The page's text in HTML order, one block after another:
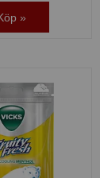
»